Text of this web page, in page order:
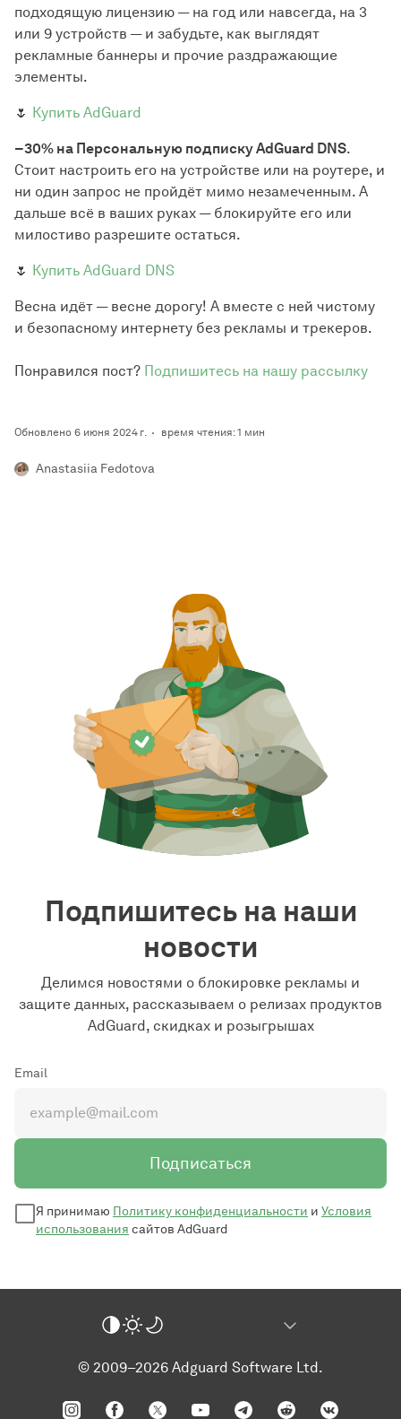
подходящую лицензию — на год или навсегда, на 3
или 9 устройств — и забудьте, как выглядят
рекламные баннеры и прочие раздражающие
элементы.
🌷 Купить AdGuard
−30% на Персональную подписку AdGuard DNS.
Стоит настроить его на устройстве или на роутере, и
ни один запрос не пройдёт мимо незамеченным. А
дальше всё в ваших руках — блокируйте его или
милостиво разрешите остаться.
🌷 Купить AdGuard DNS
Весна идёт — весне дорогу! А вместе с ней чистому
и безопасному интернету без рекламы и трекеров.
Понравился пост? Подпишитесь на нашу рассылку
Обновлено 6 июня 2024 г. время чтения: 1 мин
Anastasiia Fedotova
Подпишитесь на наши
новости
Делимся новостями о блокировке рекламы и
защите данных, рассказываем о релизах продуктов
AdGuard, скидках и розыгрышах
Email
Подписаться
Я принимаю Политику конфиденциальности и Условия
использования сайтов AdGuard
© 2009–2026 Adguard Software Ltd.